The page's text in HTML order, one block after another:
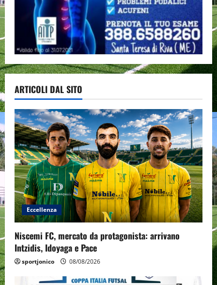
ARTICOLI DAL SITO
Eccellenza
Niscemi FC, mercato da protagonista: arrivano
Intzidis, Idoyaga e Pace
sportjonico 08/08/2026